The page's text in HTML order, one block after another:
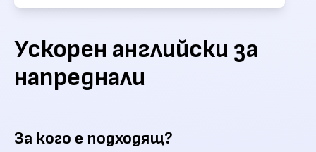
Ускорен английски за
напреднали
За кого е подходящ?